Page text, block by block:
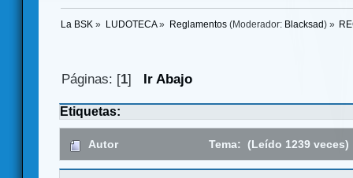
La BSK » LUDOTECA» Reglamentos(Moderador: Blacksad ) »
Páginas: [1] Ir Abajo
Etiquetas:
Autor Tema: (Leído 1239 veces)